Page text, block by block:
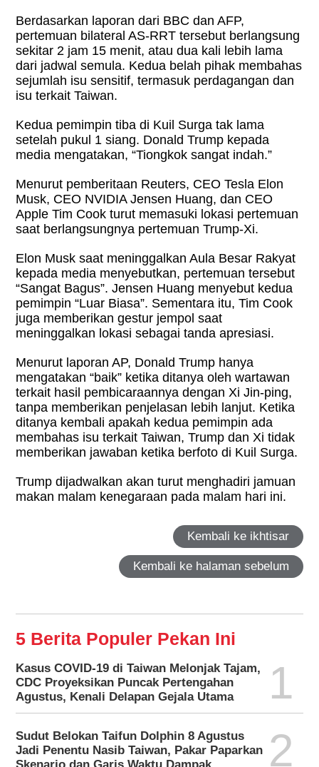
Berdasarkan laporan dari BBC dan AFP,
pertemuan bilateral AS-RRT tersebut berlangsung
sekitar 2 jam 15 menit, atau dua kali lebih lama
dari jadwal semula. Kedua belah pihak membahas
sejumlah isu sensitif, termasuk perdagangan dan
isu terkait Taiwan.
Kedua pemimpin tiba di Kuil Surga tak lama
setelah pukul 1 siang. Donald Trump kepada
media mengatakan, “Tiongkok sangat indah.”
Menurut pemberitaan Reuters, CEO Tesla Elon
Musk, CEO NVIDIA Jensen Huang, dan CEO
Apple Tim Cook turut memasuki lokasi pertemuan
saat berlangsungnya pertemuan Trump-Xi.
Elon Musk saat meninggalkan Aula Besar Rakyat
kepada media menyebutkan, pertemuan tersebut
“Sangat Bagus”. Jensen Huang menyebut kedua
pemimpin “Luar Biasa”. Sementara itu, Tim Cook
juga memberikan gestur jempol saat
meninggalkan lokasi sebagai tanda apresiasi.
Menurut laporan AP, Donald Trump hanya
mengatakan “baik” ketika ditanya oleh wartawan
terkait hasil pembicaraannya dengan Xi Jin-ping,
tanpa memberikan penjelasan lebih lanjut. Ketika
ditanya kembali apakah kedua pemimpin ada
membahas isu terkait Taiwan, Trump dan Xi tidak
memberikan jawaban ketika berfoto di Kuil Surga.
Trump dijadwalkan akan turut menghadiri jamuan
makan malam kenegaraan pada malam hari ini.
Kembali ke ikhtisar
Kembali ke halaman sebelum
5 Berita Populer Pekan Ini
Kasus COVID-19 di Taiwan Melonjak Tajam,
CDC Proyeksikan Puncak Pertengahan
Agustus, Kenali Delapan Gejala Utama
1
Sudut Belokan Taifun Dolphin 8 Agustus
Jadi Penentu Nasib Taiwan, Pakar Paparkan 2